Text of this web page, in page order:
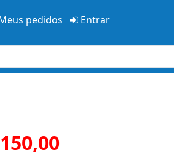
pedidos Entrar